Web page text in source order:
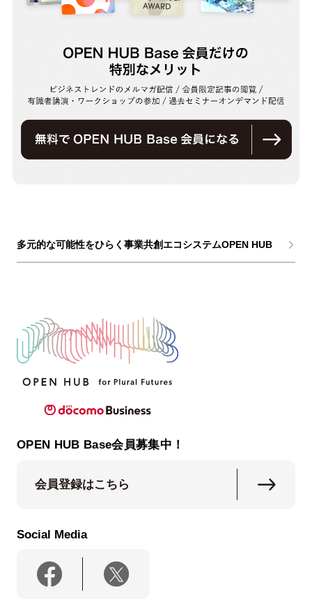
多元的な可能性をひらく事業共創エコシステムOPEN HUB
OPEN HUB Base会員募集中！
会員登録はこちら
Social Media